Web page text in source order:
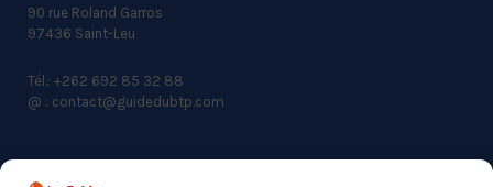
90 rue Roland Garros
97436 Saint-Leu
Tél.: +262 692 85 32 88
@ : contact@guidedubtp.com